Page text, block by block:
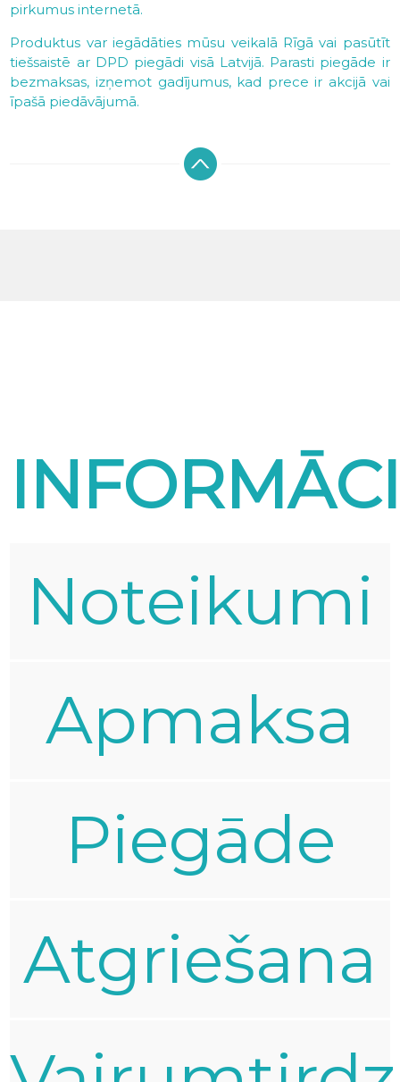
pirkumus internetā.
Produktus var iegādāties mūsu veikalā Rīgā vai pasūtīt
tiešsaistē ar DPD piegādi visā Latvijā. Parasti piegāde ir
bezmaksas, izņemot gadījumus, kad prece ir akcijā vai
īpašā piedāvājumā.
Noteikumi
Apmaksa
Piegāde
Atgriešana